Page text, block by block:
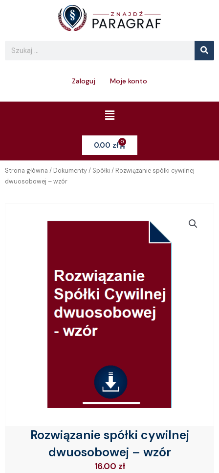
Search
Zaloguj Moje konto
Menu
0.00 zł 0Cart
Strona główna / Dokumenty/ Spółki / Rozwiązanie spółki cywilnej
dwuosobowej – wzór
Rozwiązanie spółki cywilnej
dwuosobowej – wzór
16.00 zł